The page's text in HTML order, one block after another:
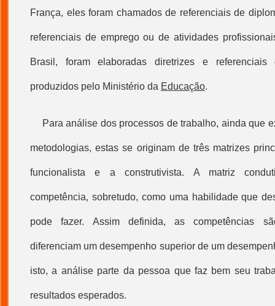
França, eles foram chamados de referenciais de
referenciais de emprego ou de atividades
Brasil, foram elaboradas diretrizes e referenciais
produzidos pelo Ministério da Educação.
Para análise dos processos de trabalho, ainda que
metodologias, estas se originam de três matrizes
funcionalista e a construtivista. A matriz
competência, sobretudo, como uma habilidade que
pode fazer. Assim definida, as competências
diferenciam um desempenho superior de um
isto, a análise parte da pessoa que faz bem seu
resultados esperados.